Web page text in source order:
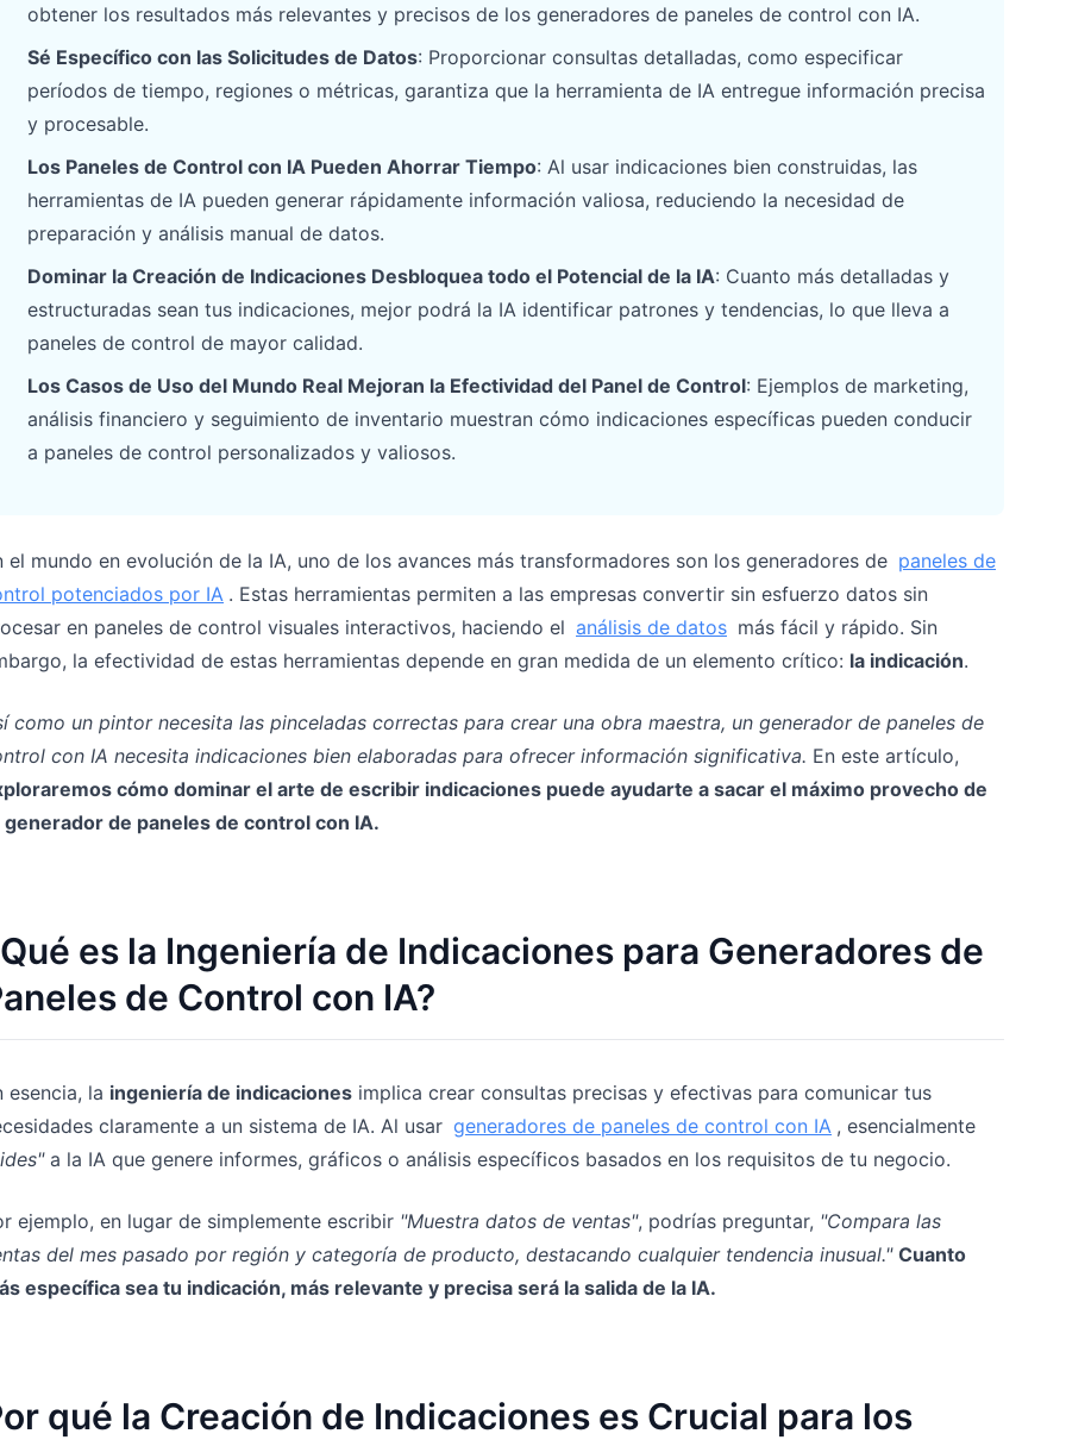
Gestiona pipeline, cuotas, previsiones y
seguimiento de ingresos.
y estado.
Analítica
periódicos del negocio.
Prompts útiles para análisis, informes y
limpieza de datos.
otros usuarios.
Inicio rápido
usuarios y equipos.
obtener los resultados más relevantes y precisos de los generadores de paneles de control con IA.
Sé Específico con las Solicitudes de Datos: Proporcionar consultas detalladas, como especificar
períodos de tiempo, regiones o métricas, garantiza que la herramienta de IA entregue información precisa
y procesable.
Los Paneles de Control con IA Pueden Ahorrar Tiempo: Al usar indicaciones bien construidas, las
herramientas de IA pueden generar rápidamente información valiosa, reduciendo la necesidad de
preparación y análisis manual de datos.
Dominar la Creación de Indicaciones Desbloquea todo el Potencial de la IA: Cuanto más detalladas y
estructuradas sean tus indicaciones, mejor podrá la IA identificar patrones y tendencias, lo que lleva a
paneles de control de mayor calidad.
Los Casos de Uso del Mundo Real Mejoran la Efectividad del Panel de Control: Ejemplos de marketing,
análisis financiero y seguimiento de inventario muestran cómo indicaciones específicas pueden conducir
a paneles de control personalizados y valiosos.
el mundo en evolución de la IA, uno de los avances más transformadores son los generadores de paneles de
potenciados por IA . Estas herramientas permiten a las empresas convertir sin esfuerzo datos sin
en paneles de control visuales interactivos, haciendo el análisis de datos más fácil y rápido. Sin
la efectividad de estas herramientas depende en gran medida de un elemento crítico: la indicación.
como un pintor necesita las pinceladas correctas para crear una obra maestra, un generador de paneles de
con IA necesita indicaciones bien elaboradas para ofrecer información significativa. En este artículo,
cómo dominar el arte de escribir indicaciones puede ayudarte a sacar el máximo provecho de
generador de paneles de control con IA.
es la Ingeniería de Indicaciones para Generadores de
de Control con IA?
esencia, la ingeniería de indicaciones implica crear consultas precisas y efectivas para comunicar tus
claramente a un sistema de IA. Al usar generadores de paneles de control con IA , esencialmente
a la IA que genere informes, gráficos o análisis específicos basados en los requisitos de tu negocio.
ejemplo, en lugar de simplemente escribir "Muestra datos de ventas", podrías preguntar, "Compara las
del mes pasado por región y categoría de producto, destacando cualquier tendencia inusual." Cuanto
específica sea tu indicación, más relevante y precisa será la salida de la IA.
qué la Creación de Indicaciones es Crucial para los